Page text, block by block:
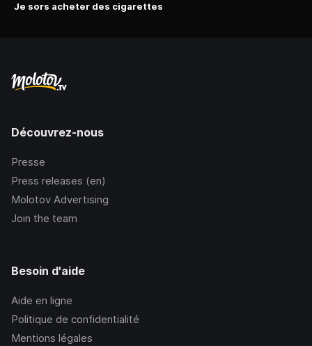
Je sors acheter des cigarettes
Découvrez-nous
Presse
Press releases (en)
Molotov Advertising
Join the team
Besoin d'aide
Aide en ligne
Politique de confidentialité
Mentions légales